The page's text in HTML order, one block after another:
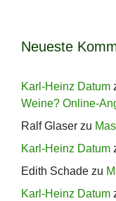
Neueste
Karl-Heinz Datum
Weine? Online-
Ralf Glaser zu
Karl-Heinz Datum
Edith Schade zu
Karl-Heinz Datum